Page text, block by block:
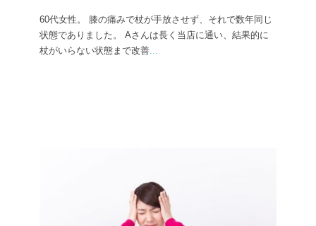
60代女性。 膝の痛みで杖が手放させず、それで数年同じ
状態でありました。 Aさんは長く当店に通い、結果的に
杖がいらない状態まで改善...